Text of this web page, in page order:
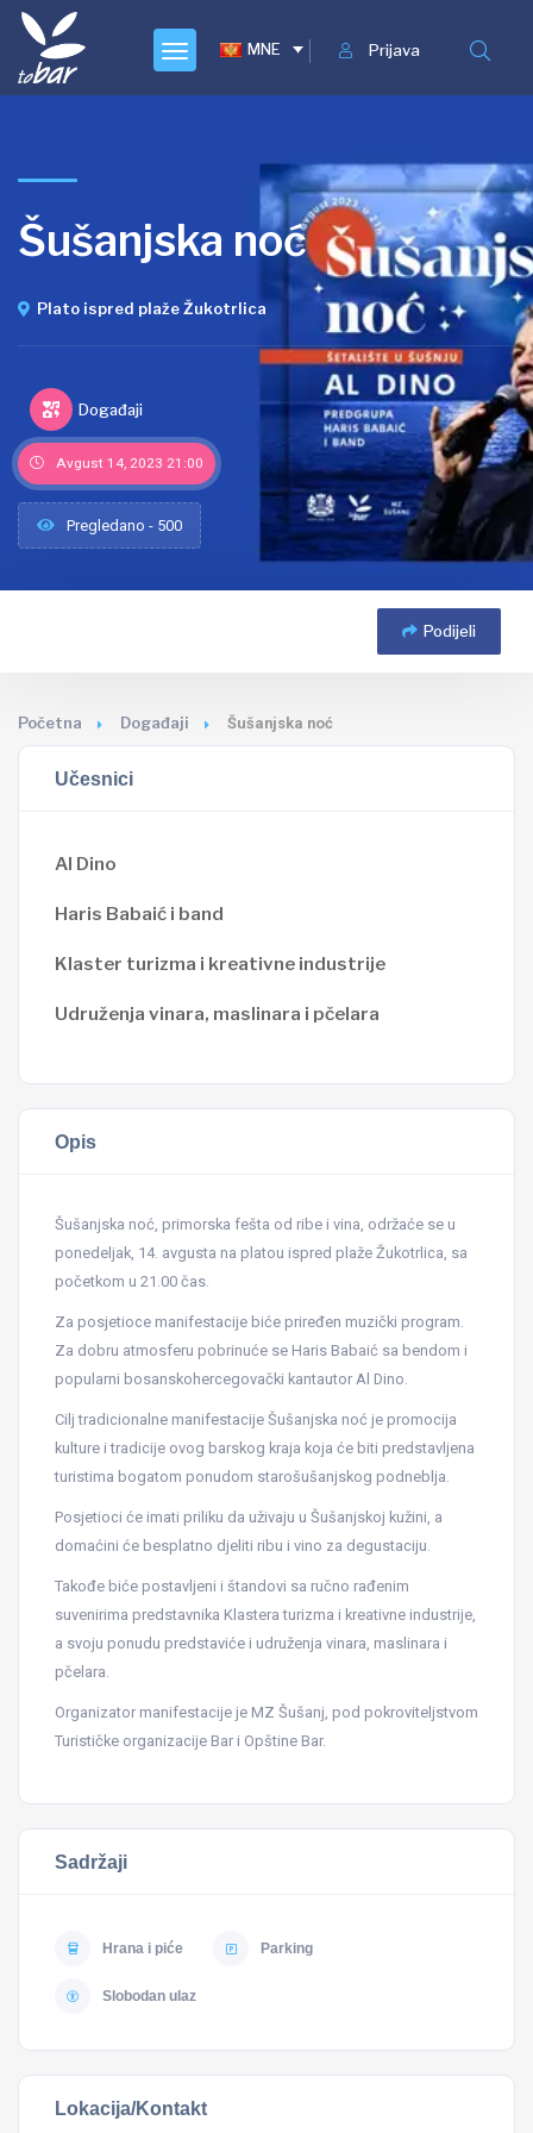
Prijava
MNE
Šušanjska noć
Plato ispred plaže Žukotrlica
Događaji
Avgust 14, 2023 21:00
Pregledano - 500
Podijeli
Početna Događaji Šušanjska noć
Učesnici
Al Dino
Haris Babaić i band
Klaster turizma i kreativne industrije
Udruženja vinara, maslinara i pčelara
Opis
Šušanjska noć, primorska fešta od ribe i vina, održaće se u
ponedeljak, 14. avgusta na platou ispred plaže Žukotrlica, sa
početkom u 21.00 čas.
Za posjetioce manifestacije biće priređen muzički program.
Za dobru atmosferu pobrinuće se Haris Babaić sa bendom i
popularni bosanskohercegovački kantautor Al Dino.
Cilj tradicionalne manifestacije Šušanjska noć je promocija
kulture i tradicije ovog barskog kraja koja će biti predstavljena
turistima bogatom ponudom starošušanjskog podneblja.
Posjetioci će imati priliku da uživaju u Šušanjskoj kužini, a
domaćini će besplatno djeliti ribu i vino za degustaciju.
Takođe biće postavljeni i štandovi sa ručno rađenim
suvenirima predstavnika Klastera turizma i kreativne industrije,
a svoju ponudu predstaviće i udruženja vinara, maslinara i
pčelara.
Organizator manifestacije je MZ Šušanj, pod pokroviteljstvom
Turističke organizacije Bar i Opštine Bar.
Sadržaji
Hrana i piće Parking
Slobodan ulaz
Lokacija/Kontakt